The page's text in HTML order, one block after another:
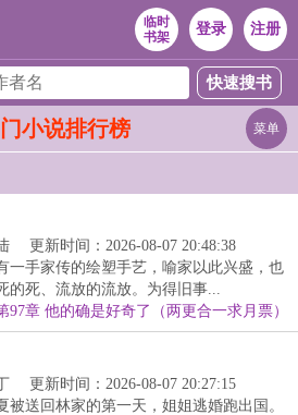
临时
书架
登录 注册
小说排行榜 菜单
更新时间：2026-08-07 20:48:38
一手家传的绘塑手艺，喻家以此兴盛，也
的死、流放的流放。为得旧事...
97章 他的确是好奇了（两更合一求月票）
更新时间：2026-08-07 20:27:15
被送回林家的第一天，姐姐逃婚跑出国。